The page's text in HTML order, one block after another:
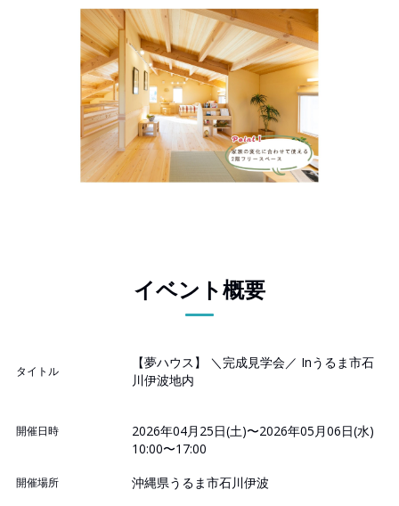
イベント概要
タイトル
【夢ハウス】 ＼完成見学会／ Inうるま市石
川伊波地内
開催日時
2026年04月25日(土)〜2026年05月06日(水)
10:00〜17:00
開催場所 沖縄県うるま市石川伊波